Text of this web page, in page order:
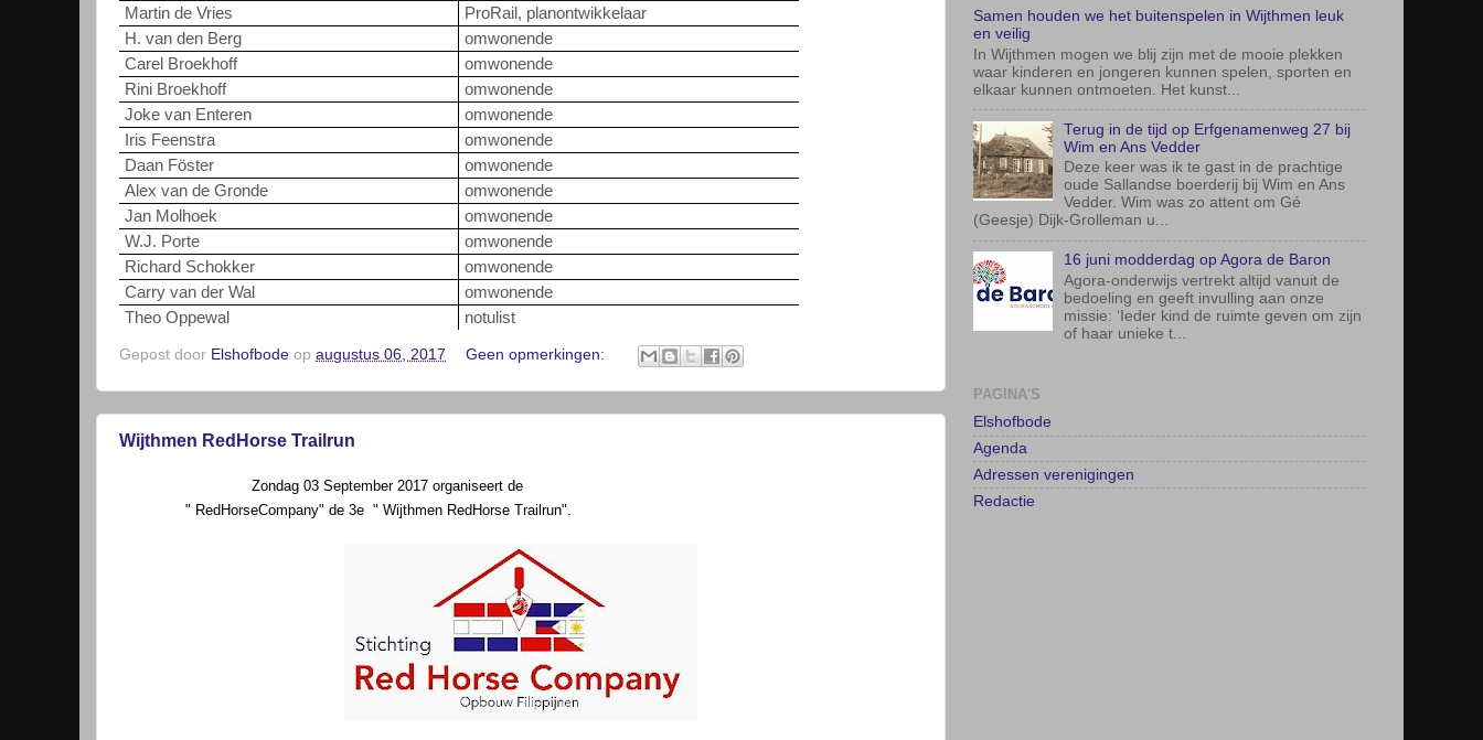
Martin de Vries
ProRail, planontwikkelaar
H. van den Berg
omwonende
Carel Broekhoff
omwonende
Rini Broekhoff
omwonende
Joke van Enteren
omwonende
Iris Feenstra
omwonende
Daan Föster
omwonende
Alex van de Gronde
omwonende
Jan Molhoek
omwonende
W.J. Porte
omwonende
Richard Schokker
omwonende
Carry van der Wal
omwonende
Theo Oppewal
notulist
Gepost door Elshofbode op augustus 06, 2017 Geen opmerkingen:
Wijthmen RedHorse Trailrun
Zondag 03 September 2017 organiseert de
" RedHorseCompany" de 3e " Wijthmen RedHorse Trailrun".
Terug in de tijd op Erfgenamenweg 27 bij
Deze keer was ik te gast in de prachtige
oude Sallandse boerderij bij Wim en Ans
Vedder. Wim was zo attent om Gé
16 juni modderdag op Agora de Baron
Agora-onderwijs vertrekt altijd vanuit de
bedoeling en geeft invulling aan onze
missie: ‘Ieder kind de ruimte geven om zijn
of haar unieke t...
PAGINA'S
Redactie